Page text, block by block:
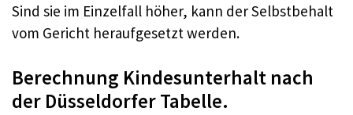
Sind sie im Einzelfall höher, kann der Selbstbehalt
vom Gericht heraufgesetzt werden.
Berechnung Kindesunterhalt nach
der Düsseldorfer Tabelle.